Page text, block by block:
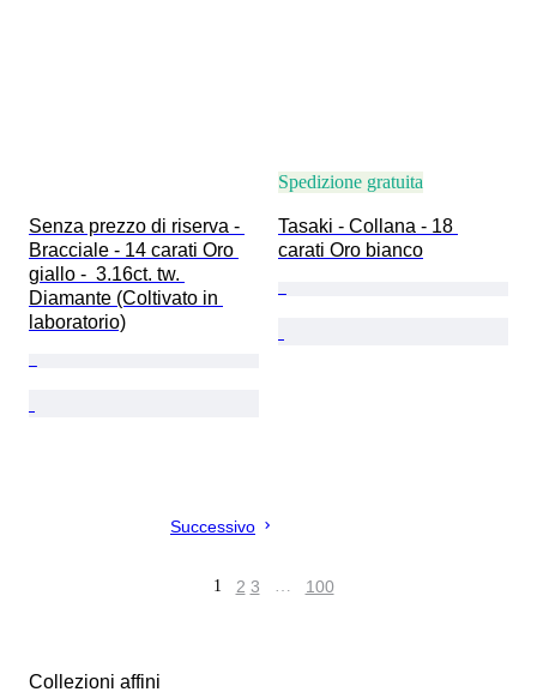
Senza prezzo di riserva -
Bracciale - 14 carati Oro
giallo -  3.16ct. tw.
Diamante (Coltivato in
laboratorio)
Spedizione gratuita
Tasaki - Collana - 18
carati Oro bianco
Successivo
1 2 3 … 100
Collezioni affini